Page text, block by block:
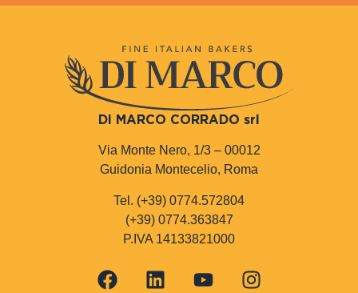
DI MARCO CORRADO srl
Via Monte Nero, 1/3 – 00012
Guidonia Montecelio, Roma
Tel. (+39) 0774.572804
(+39) 0774.363847
P.IVA 14133821000